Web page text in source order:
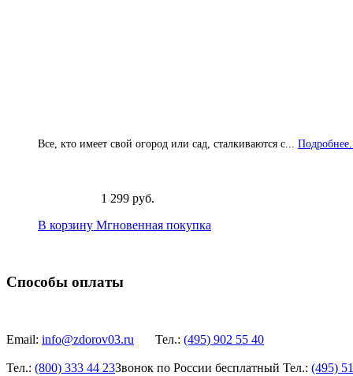
Все, кто имеет свой огород или сад, сталкиваются с...
1 299 руб.
В корзину Мгновенная покупка
Способы оплаты
Email: info@zdorov03.ru Тел.: (495) 902 55 40
Тел.: (800) 333 44 23Звонок по России бесплатный Тел.: (495)